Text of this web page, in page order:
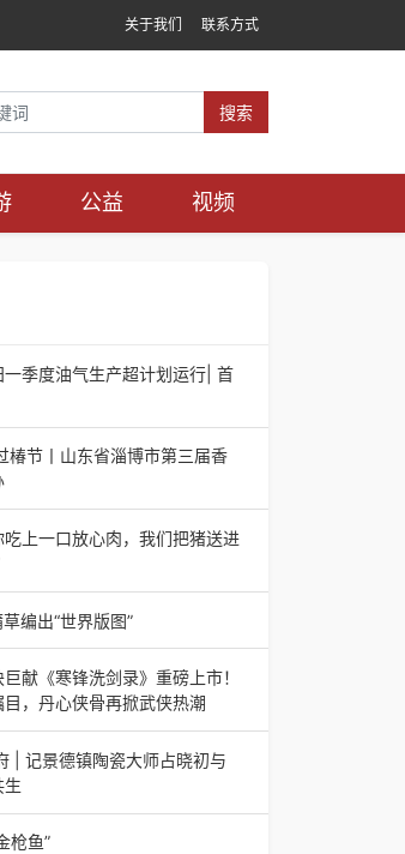
关于我们 联系方式
搜索
公益 视频
季度油气生产超计划运行| 首
季度油气生产超计划运行| 首
者 瑞夫 胜宣）2026年一季
田生产原油585.86万吨，天
椿节丨山东省淄博市第三届香
椿节丨山东省淄博市第三届香
南电（记者 瑞夫）4月18
三届香椿文化旅游节暨党建
上一口放心肉，我们把猪送进
上一口放心肉，我们把猪送进
多人问我，现在的生鲜赛道已
么三合盛的“认养一头
编出“世界版图”
编出“世界版图”山东高青农妇
济南电（记者 瑞夫 王克军 郭
的蒲草，能走多
献《寒锋洗剑录》重磅上市！
，丹心侠骨再掀武侠热潮
许大伟联袂巨献《寒锋洗剑
先火引业界瞩目，丹心侠骨再
可）近日，备受业界与读者双
| 记景德镇陶瓷大师占晓初与
生
景德镇的窑火，千年不熄，淬
元代釉里红的一抹艳红，穿越
枪鱼”